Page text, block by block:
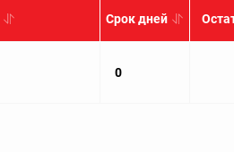
Срок дней
0